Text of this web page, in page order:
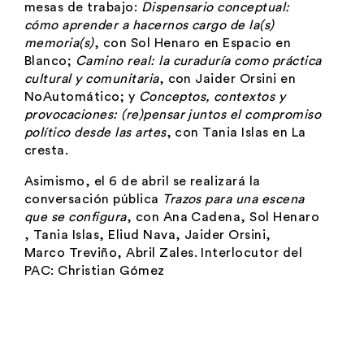
mesas de trabajo: Dispensario conceptual:
cómo aprender a hacernos cargo de la(s)
memoria(s), con Sol Henaro en Espacio en
Blanco; Camino real: la curaduría como práctica
cultural y comunitaria, con Jaider Orsini en
NoAutomático; y Conceptos, contextos y
provocaciones: (re)pensar juntos el compromiso
político desde las artes, con Tania Islas en La
cresta.
Asimismo, el 6 de abril se realizará la
conversación pública Trazos para una escena
que se configura, con Ana Cadena,Sol Henaro
, Tania Islas, Eliud Nava, Jaider Orsini,
Marco Treviño,Abril Zales. Interlocutor del
PAC: Christian Gómez